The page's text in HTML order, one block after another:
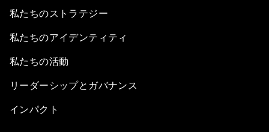
私たちのストラテジー
私たちのアイデンティティ
私たちの活動
リーダーシップとガバナンス
インパクト